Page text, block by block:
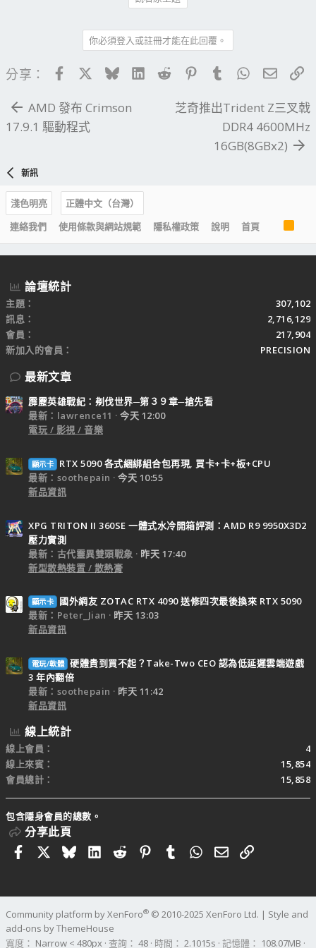
你必須登入或註冊才能在此回覆。
分享： FacebookBlueskyLinkedIn
Reddit PinterestTumblrWhatsApp
電子
AMD 發布 Crimson
17.9.1 驅動程式
芝奇推出Trident Z三叉戟
DDR4 4600MHz
16GB(8GBx2)
新訊
淺色明亮
正體中文（台灣）
連絡我們
使用條款與網站規範 隱私權政策 說明 首頁
R
S
S
論壇統計
主題
307,102
訊息
2,716,129
會員
217,904
新加入的會員
PRECISION
最新文章
霹靂英雄戰紀：刜伐世界─第３９章─搶先看
最新：lawrence11
今天 12:00
電玩 / 影視 / 音樂
顯示卡
RTX 5090 各式綑綁組合包再現, 買卡+卡+板+CPU
最新：soothepain
今天 10:55
新品資訊
XPG TRITON II 360SE 一體式水冷開箱評測：AMD R9 9950X3D2
壓力實測
最新：古代靈異雙頭戰象
昨天 17:40
新型散熱裝置 / 散熱膏
顯示卡
國外網友 ZOTAC RTX 4090 送修四次最後換來 RTX 5090
最新：Peter_Jian
昨天 13:03
新品資訊
電玩/軟體 硬體貴到買不起？Take-Two CEO 認為低延遲雲端遊戲
3 年內翻倍
最新：soothepain
昨天 11:42
新品資訊
線上統計
線上會員
4
線上來賓
15,854
會員總計
15,858
包含隱身會員的總數。
分享此頁
FacebookBlueskyLinkedIn
RedditPinterestTumblrWhatsApp
電子郵件
連結
Community platform by XenForo® © 2010-2025 XenForo Ltd. | Style and
add-ons by ThemeHouse
寬度
查詢 48 時間 2.1015s 記憶體 108.07MB